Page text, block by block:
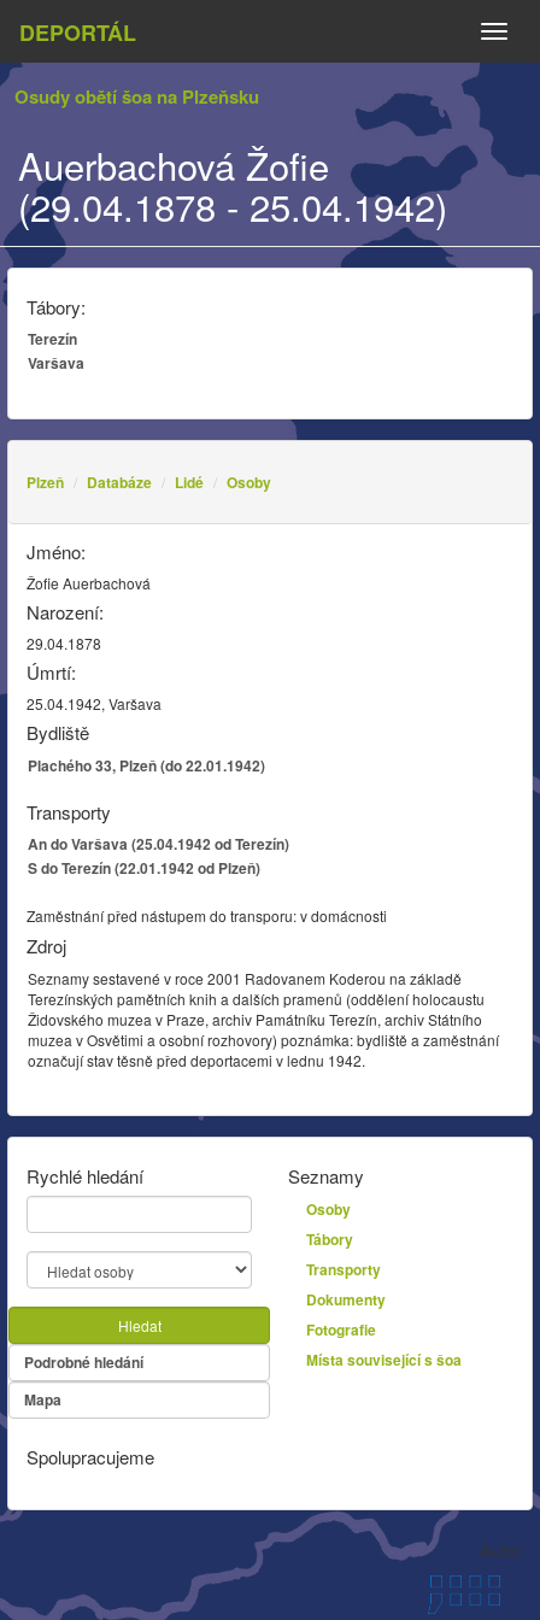
DEPORTÁL
Osudy obětí šoa na Plzeňsku
Auerbachová Žofie
(29.04.1878 - 25.04.1942)
Tábory:
Terezín
Varšava
Plzeň Databáze Lidé Osoby
Jméno:
Žofie Auerbachová
Narození:
29.04.1878
Úmrtí:
25.04.1942, Varšava
Bydliště
Plachého 33, Plzeň (do 22.01.1942)
Transporty
An do Varšava (25.04.1942 od Terezín)
S do Terezín (22.01.1942 od Plzeň)
Zaměstnání před nástupem do transporu: v domácnosti
Zdroj
Seznamy sestavené v roce 2001 Radovanem Koderou na základě
Terezínských pamětních knih a dalších pramenů (oddělení holocaustu
Židovského muzea v Praze, archiv Památníku Terezín, archiv Státního
muzea v Osvětimi a osobní rozhovory) poznámka: bydliště a zaměstnání
označují stav těsně před deportacemi v lednu 1942.
Rychlé hledání
Hledat
Podrobné hledání
Mapa
Seznamy
Osoby
Tábory
Transporty
Dokumenty
Fotografie
Místa související s šoa
Spolupracujeme
Autor